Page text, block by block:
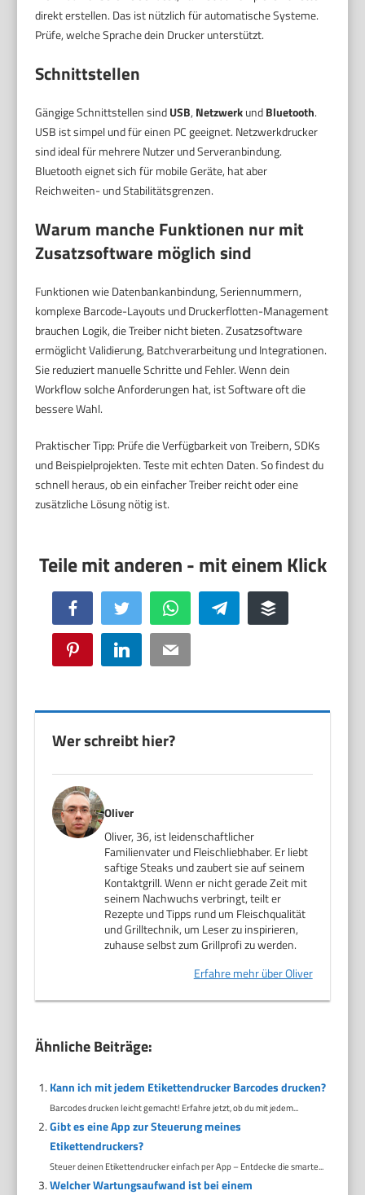
direkt erstellen. Das ist nützlich für automatische Systeme.
Prüfe, welche Sprache dein Drucker unterstützt.
Schnittstellen
Gängige Schnittstellen sindUSB, NetzwerkundBluetooth.
USB ist simpel und für einen PC geeignet. Netzwerkdrucker
sind ideal für mehrere Nutzer und Serveranbindung.
Bluetooth eignet sich für mobile Geräte, hat aber
Reichweiten- und Stabilitätsgrenzen.
Warum manche Funktionen nur mit
Zusatzsoftware möglich sind
Funktionen wie Datenbankanbindung, Seriennummern,
komplexe Barcode-Layouts und Druckerflotten-Management
brauchen Logik, die Treiber nicht bieten. Zusatzsoftware
ermöglicht Validierung, Batchverarbeitung und Integrationen.
Sie reduziert manuelle Schritte und Fehler. Wenn dein
Workflow solche Anforderungen hat, ist Software oft die
bessere Wahl.
Praktischer Tipp: Prüfe die Verfügbarkeit von Treibern, SDKs
und Beispielprojekten. Teste mit echten Daten. So findest du
schnell heraus, ob ein einfacher Treiber reicht oder eine
zusätzliche Lösung nötig ist.
Facebook Twitter WhatsApp Telegram Buffer
Pinterest LinkedIn Email
Wer schreibt hier?
Oliver
Oliver, 36, ist leidenschaftlicher
Familienvater und Fleischliebhaber. Er liebt
saftige Steaks und zaubert sie auf seinem
Kontaktgrill. Wenn er nicht gerade Zeit mit
seinem Nachwuchs verbringt, teilt er
Rezepte und Tipps rund um Fleischqualität
und Grilltechnik, um Leser zu inspirieren,
zuhause selbst zum Grillprofi zu werden.
Erfahre mehr über Oliver
Ähnliche Beiträge:
Kann ich mit jedem Etikettendrucker Barcodes drucken?
Barcodes drucken leicht gemacht! Erfahre jetzt, ob du mit jedem...
Gibt es eine App zur Steuerung meines
Etikettendruckers?
Steuer deinen Etikettendrucker einfach per App – Entdecke die smarte...
Welcher Wartungsaufwand ist bei einem